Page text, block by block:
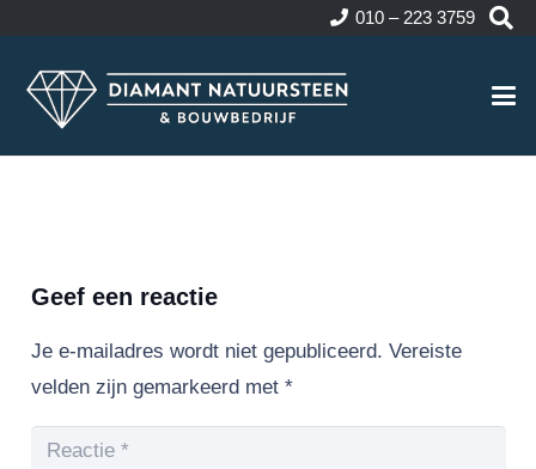
010 – 223 3759
Geef een reactie
Je e-mailadres wordt niet gepubliceerd. Vereiste
velden zijn gemarkeerd met *